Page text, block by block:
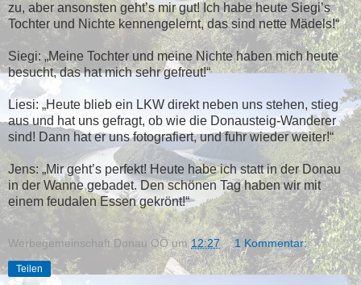
zu, aber ansonsten geht’s mir gut! Ich habe heute Siegi’s
Tochter und Nichte kennengelernt, das sind nette Mädels!“
Siegi: „Meine Tochter und meine Nichte haben mich heute
besucht, das hat mich sehr gefreut!“
Liesi: „Heute blieb ein LKW direkt neben uns stehen, stieg
aus und hat uns gefragt, ob wie die Donausteig-Wanderer
sind! Dann hat er uns fotografiert, und fuhr wieder weiter!“
Jens: „Mir geht’s perfekt! Heute habe ich statt in der Donau
in der Wanne gebadet. Den schönen Tag haben wir mit
einem feudalen Essen gekrönt!“
Werbegemeinschaft Donau OÖ um12:27 1 Kommentar:
Teilen